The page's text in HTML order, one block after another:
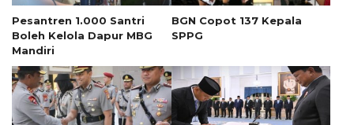
Pesantren 1.000 Santri
Boleh Kelola Dapur MBG
Mandiri
BGN Copot 137 Kepala
SPPG